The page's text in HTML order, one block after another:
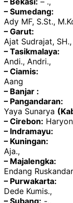
– Sumedang:
Ady MF, S.St.,
– Garut:
Ajat Sudrajat,
– Tasikmalaya:
Andi., Andri.,
– Ciamis:
Aang
– Banjar :
– Pangandaran:
Yaya Sunarya
– Cirebon:
– Indramayu:
– Kuningan:
Aja.,
– Majalengka:
Endang
– Purwakarta:
Dede Kumis.,